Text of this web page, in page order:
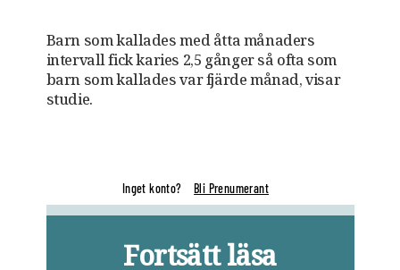
Barn som kallades med åtta månaders
intervall fick karies 2,5 gånger så ofta som
barn som kallades var fjärde månad, visar
studie.
Inget konto? Bli Prenumerant
Fortsätt läsa